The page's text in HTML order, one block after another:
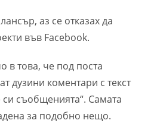
аз се отказах да
във Facebook.
в това, че под поста
дузини коментари с текст
съобщенията“. Самата
за подобно нещо.